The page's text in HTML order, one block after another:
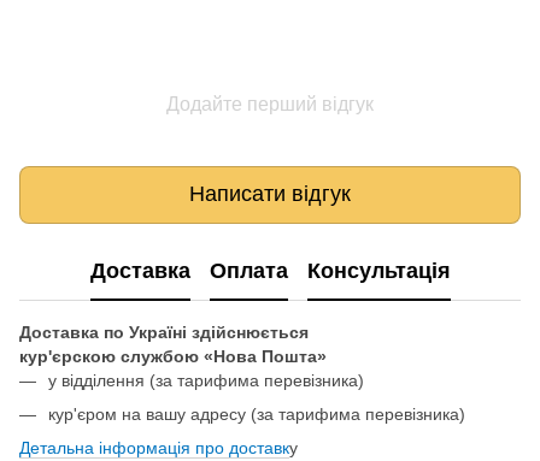
Додайте перший відгук
Написати відгук
Доставка Оплата Консультація
Доставка по Україні здійснюється
кур'єрскою службою «Нова Пошта»
у відділення (за тарифима перевізника)
кур'єром на вашу адресу (за тарифима перевізника)
Детальна інформація про доставку